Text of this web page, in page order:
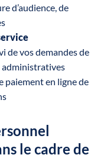
d’audience, de
de vos demandes de
administratives
paiement en ligne de
le cadre de